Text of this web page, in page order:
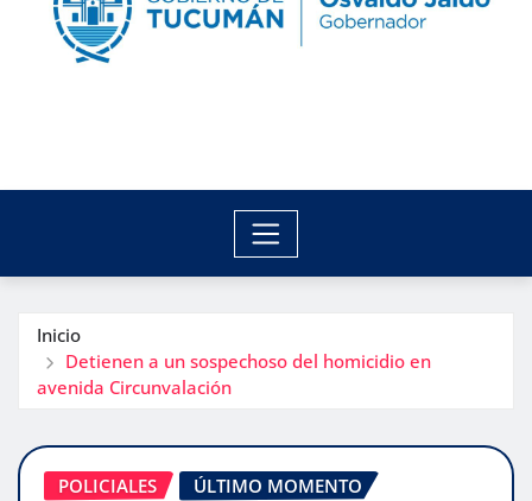
Inicio
Detienen a un sospechoso del homicidio en
avenida Circunvalación
POLICIALES ÚLTIMO MOMENTO